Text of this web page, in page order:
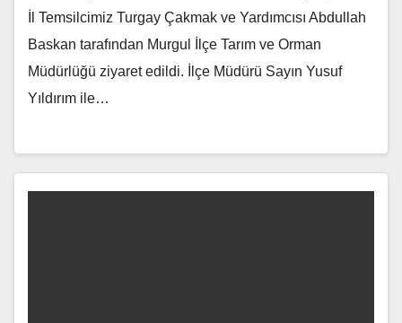
İl Temsilcimiz Turgay Çakmak ve Yardımcısı Abdullah
Baskan tarafından Murgul İlçe Tarım ve Orman
Müdürlüğü ziyaret edildi. İlçe Müdürü Sayın Yusuf
Yıldırım ile…